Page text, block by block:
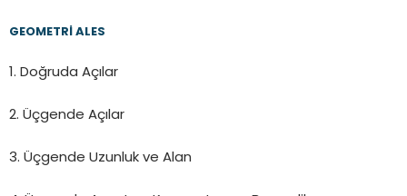
GEOMETRİ ALES
1. Doğruda Açılar
2. Üçgende Açılar
3. Üçgende Uzunluk ve Alan